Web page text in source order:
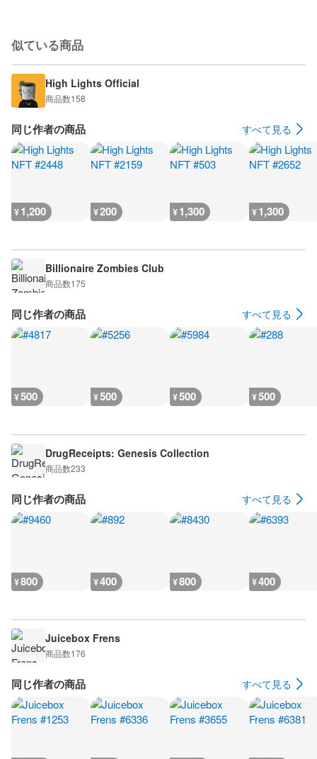
似ている商品
High Lights Official
商品数158
同じ作者の商品 すべて見る
¥1,200 ¥200 ¥1,300 ¥1,300
Billionaire Zombies Club
商品数175
同じ作者の商品 すべて見る
¥500 ¥500 ¥500 ¥500
DrugReceipts: Genesis Collection
商品数233
同じ作者の商品 すべて見る
¥800 ¥400 ¥800 ¥400
Juicebox Frens
商品数176
同じ作者の商品 すべて見る